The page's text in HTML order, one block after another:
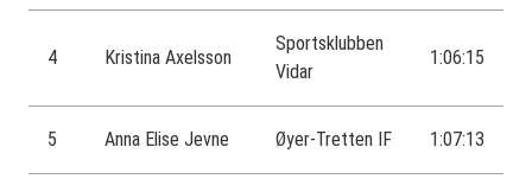
4 Kristina Axelsson
Sportsklubben
Vidar
1:06:15
5 Anna Elise Jevne Øyer-Tretten IF 1:07:13